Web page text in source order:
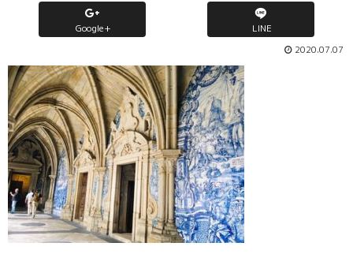
Google+ LINE
2020.07.07